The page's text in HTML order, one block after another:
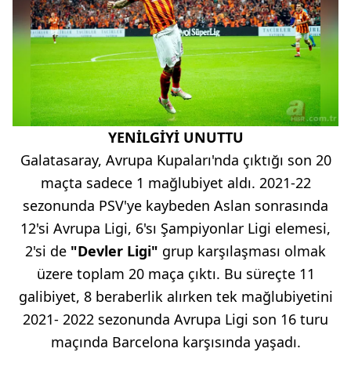
YENİLGİYİ UNUTTU
Galatasaray, Avrupa Kupaları'nda çıktığı son 20
maçta sadece 1 mağlubiyet aldı. 2021-22
sezonunda PSV'ye kaybeden Aslan sonrasında
12'si Avrupa Ligi, 6'sı Şampiyonlar Ligi elemesi,
2'si de "Devler Ligi" grup karşılaşması olmak
üzere toplam 20 maça çıktı. Bu süreçte 11
galibiyet, 8 beraberlik alırken tek mağlubiyetini
2021- 2022 sezonunda Avrupa Ligi son 16 turu
maçında Barcelona karşısında yaşadı.